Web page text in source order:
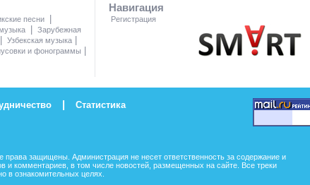
песни |
| Зарубежная
| Узбекская музыка |
и фонограммы |
Навигация
Регистрация
| Статистика
права защищены. Администрация не несет ответственность за содержание и
и комментариев, в том числе новостей, размещенных на сайте. Все треки
в ознакомительных целях.